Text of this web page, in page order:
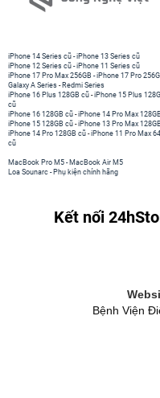
iPhone 14 Series cũ -iPhone 13 Series cũ
iPhone 12 Series cũ -iPhone 11 Series cũ
iPhone 17 Pro Max 256GB -iPhone 17 Pro
Galaxy A Series - Redmi Series
iPhone 16 Plus 128GB cũ -iPhone 15 Plus
cũ
iPhone 16 128GB cũ -iPhone 14 Pro Max
iPhone 15 128GB cũ -iPhone 13 Pro Max
iPhone 14 Pro 128GB cũ -iPhone 11 Pro Max
cũ
MacBook Pro M5 - MacBook Air M5
Loa Sounarc - Phụ kiện chính hãng
Kết nối
Bệnh Viện